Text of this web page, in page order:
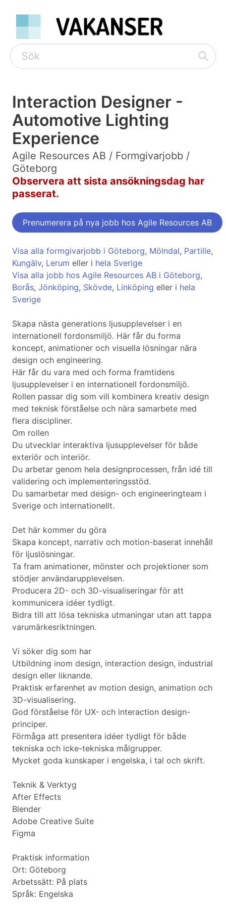
Interaction Designer -
Automotive Lighting
Experience
Agile Resources AB / Formgivarjobb /
Göteborg
Observera att sista ansökningsdag har
passerat.
Prenumerera på nya jobb hos Agile Resources AB
Visa alla formgivarjobb i Göteborg, Mölndal, Partille,
Kungälv, Lerum eller i hela Sverige
Visa alla jobb hos Agile Resources AB i Göteborg,
Borås, Jönköping, Skövde, Linköping eller i hela
Sverige
Skapa nästa generations ljusupplevelser i en
internationell fordonsmiljö. Här får du forma
koncept, animationer och visuella lösningar nära
design och engineering.
Här får du vara med och forma framtidens
ljusupplevelser i en internationell fordonsmiljö.
Rollen passar dig som vill kombinera kreativ design
med teknisk förståelse och nära samarbete med
flera discipliner.
Om rollen
Du utvecklar interaktiva ljusupplevelser för både
exteriör och interiör.
Du arbetar genom hela designprocessen, från idé till
validering och implementeringsstöd.
Du samarbetar med design- och engineeringteam i
Sverige och internationellt.
Det här kommer du göra
Skapa koncept, narrativ och motion-baserat innehåll
för ljuslösningar.
Ta fram animationer, mönster och projektioner som
stödjer användarupplevelsen.
Producera 2D- och 3D-visualiseringar för att
kommunicera idéer tydligt.
Bidra till att lösa tekniska utmaningar utan att tappa
varumärkesriktningen.
Vi söker dig som har
Utbildning inom design, interaction design, industrial
design eller liknande.
Praktisk erfarenhet av motion design, animation och
3D-visualisering.
God förståelse för UX- och interaction design-
principer.
Förmåga att presentera idéer tydligt för både
tekniska och icke-tekniska målgrupper.
Mycket goda kunskaper i engelska, i tal och skrift.
Teknik & Verktyg
After Effects
Blender
Adobe Creative Suite
Figma
Praktisk information
Ort: Göteborg
Arbetssätt: På plats
Språk: Engelska